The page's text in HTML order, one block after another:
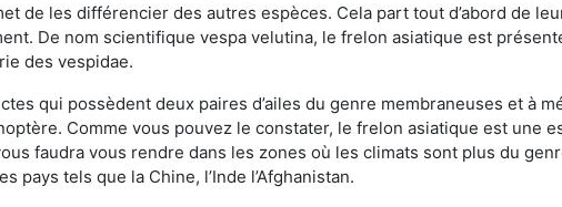
de les différencier des autres espèces. Cela part tout d’abord de
De nom scientifique vespa velutina, le frelon asiatique est
des vespidae.
qui possèdent deux paires d’ailes du genre membraneuses et à
Comme vous pouvez le constater, le frelon asiatique est une
faudra vous rendre dans les zones où les climats sont plus du
pays tels que la Chine, l’Inde l’Afghanistan.